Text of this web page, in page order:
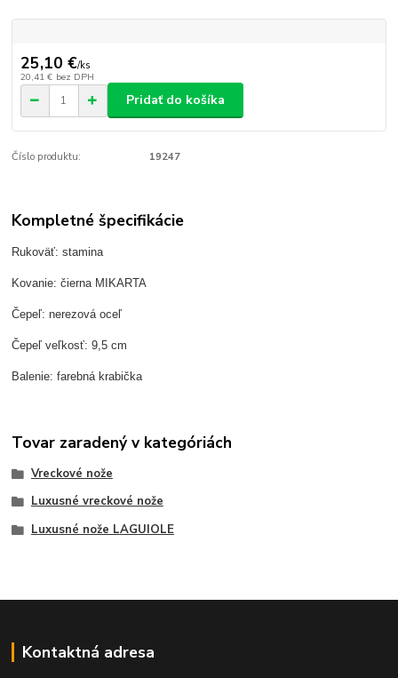
25,10 €/ks
20,41 € bez DPH
Pridať do košíka
Číslo produktu: 19247
Kompletné špecifikácie
Rukoväť: stamina
Kovanie: čierna MIKARTA
Čepeľ: nerezová oceľ
Čepeľ veľkosť: 9,5 cm
Balenie: farebná krabička
Tovar zaradený v kategóriách
Vreckové nože
Luxusné vreckové nože
Luxusné nože LAGUIOLE
Kontaktná adresa